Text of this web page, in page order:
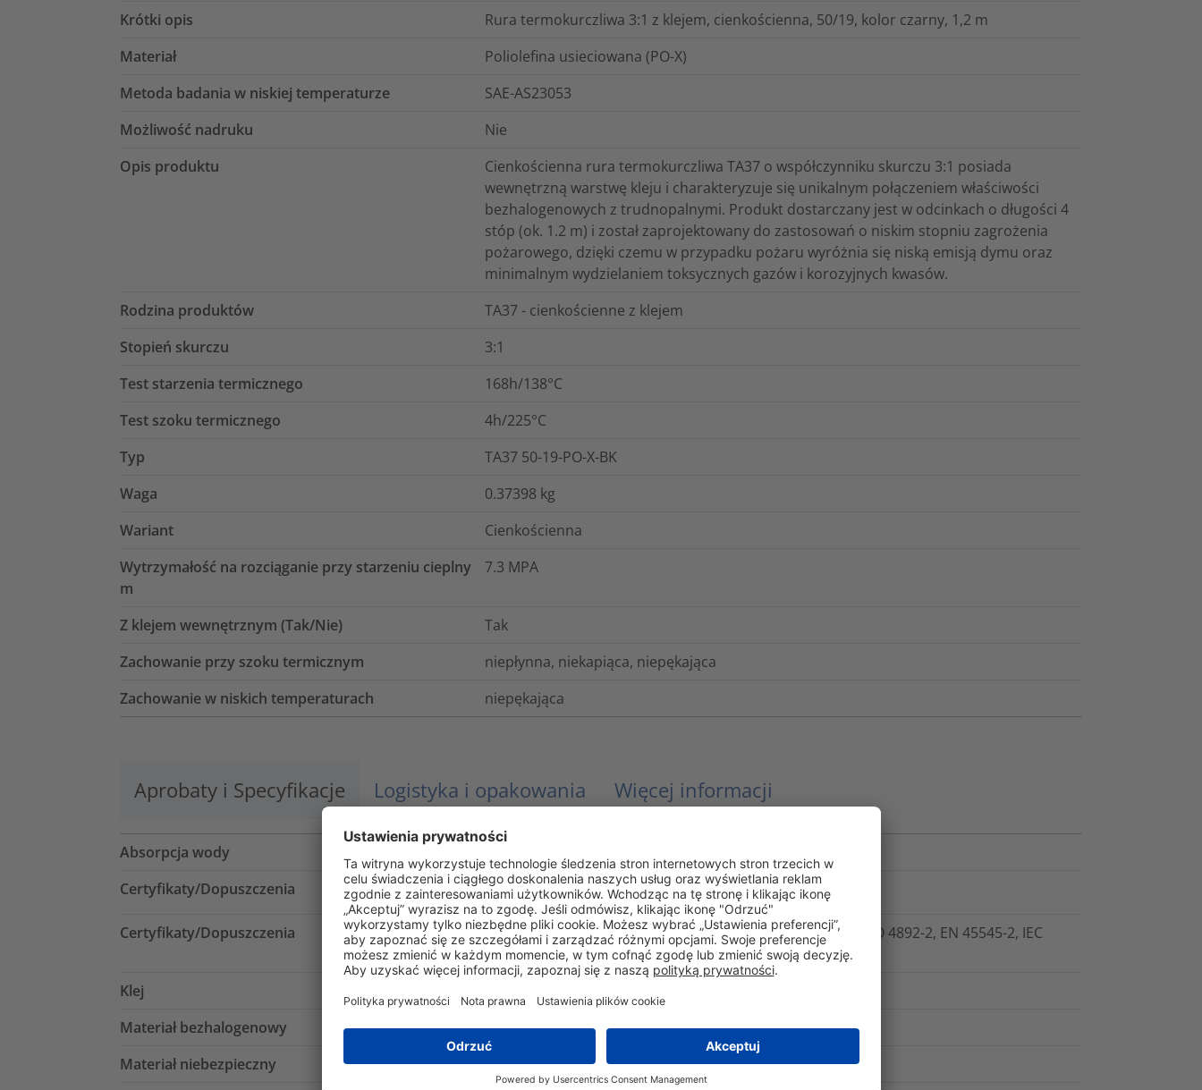
Krótki opis
Rura termokurczliwa 3:1 z klejem, cienkościenna, 50/19, kolor czarny, 1,2 m
Materiał
Poliolefina usieciowana (PO-X)
Metoda badania w niskiej temperaturze
SAE-AS23053
Możliwość nadruku
Nie
Opis produktu
Cienkościenna rura termokurczliwa TA37 o współczynniku skurczu 3:1 posiada
wewnętrzną warstwę kleju i charakteryzuje się unikalnym połączeniem właściwości
bezhalogenowych z trudnopalnymi. Produkt dostarczany jest w odcinkach o długości 4
stóp (ok. 1.2 m) i został zaprojektowany do zastosowań o niskim stopniu zagrożenia
pożarowego, dzięki czemu w przypadku pożaru wyróżnia się niską emisją dymu oraz
minimalnym wydzielaniem toksycznych gazów i korozyjnych kwasów.
Rodzina produktów
TA37 - cienkościenne z klejem
Stopień skurczu
3:1
Test starzenia termicznego
168h/138°C
Test szoku termicznego
4h/225°C
Typ
TA37 50-19-PO-X-BK
Waga
0.37398 kg
Wariant
Cienkościenna
Wytrzymałość na rozciąganie przy starzeniu cieplny
m
7.3 MPA
Z klejem wewnętrznym (Tak/Nie)
Tak
Zachowanie przy szoku termicznym
niepłynna, niekapiąca, niepękająca
Zachowanie w niskich temperaturach
niepękająca
Aprobaty i Specyfikacje Logistyka i opakowania Więcej informacji
Absorpcja wody
Certyfikaty/Dopuszczenia
Certyfikaty/Dopuszczenia
conforms to BS6853, conforms to LUL E1042:A6, DIN EN ISO 4892-2, EN 45545-2, IEC
60068-2-5:2018, Test Sa2 (Solar radiation test)
Klej
Materiał bezhalogenowy
Tak
Materiał niebezpieczny
Nie